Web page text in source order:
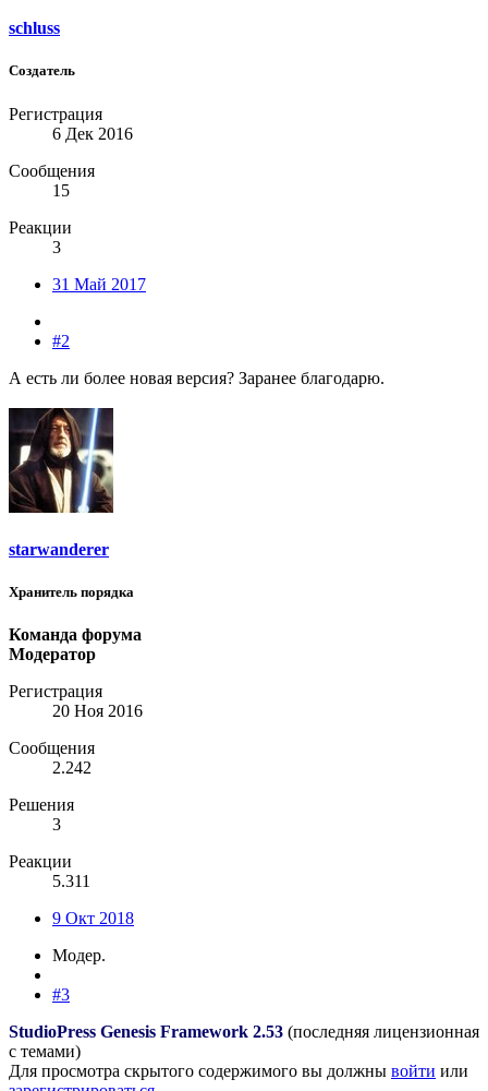
schluss
Создатель
Регистрация
6 Дек 2016
Сообщения
15
Реакции
3
31 Май 2017
#2
А есть ли более новая версия? Заранее благодарю.
starwanderer
Хранитель порядка
Команда форума
Модератор
Регистрация
20 Ноя 2016
Сообщения
2.242
Решения
3
Реакции
5.311
9 Окт 2018
Модер.
#3
StudioPress Genesis Framework 2.53 (последняя лицензионная
с темами)
Для просмотра скрытого содержимого вы должны войти или